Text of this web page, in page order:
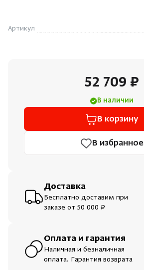
Инфракрасные сауны
Лёдогенераторы
Артикул
52 709 ₽
В наличии
В корзину
В избранное
Доставка
Бесплатно доставим при
заказе от 50 000 ₽
Оплата и гарантия
Наличная и безналичная
оплата. Гарантия возврата